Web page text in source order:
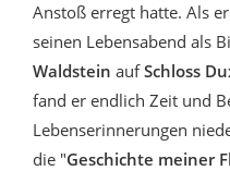
Anstoß erregt hatte. Als
seinen Lebensabend als
Waldstein aufSchloss
fand er endlich Zeit und
Lebenserinnerungen
die "Geschichte meiner